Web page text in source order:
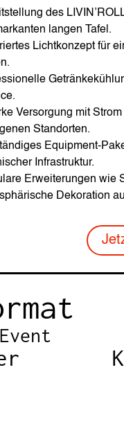
des
langen Tafel.
Lichtkonzept für
Versorgung mit
Standorten.
Equipment-
Infrastruktur.
Erweiterungen wie
Dekoration